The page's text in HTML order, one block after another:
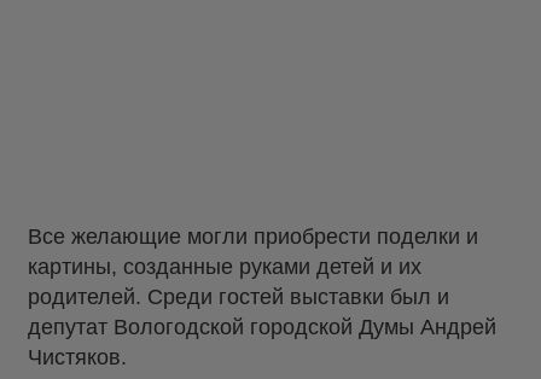
Все желающие могли приобрести поделки и
картины, созданные руками детей и их
родителей. Среди гостей выставки был и
депутат Вологодской городской Думы Андрей
Чистяков.